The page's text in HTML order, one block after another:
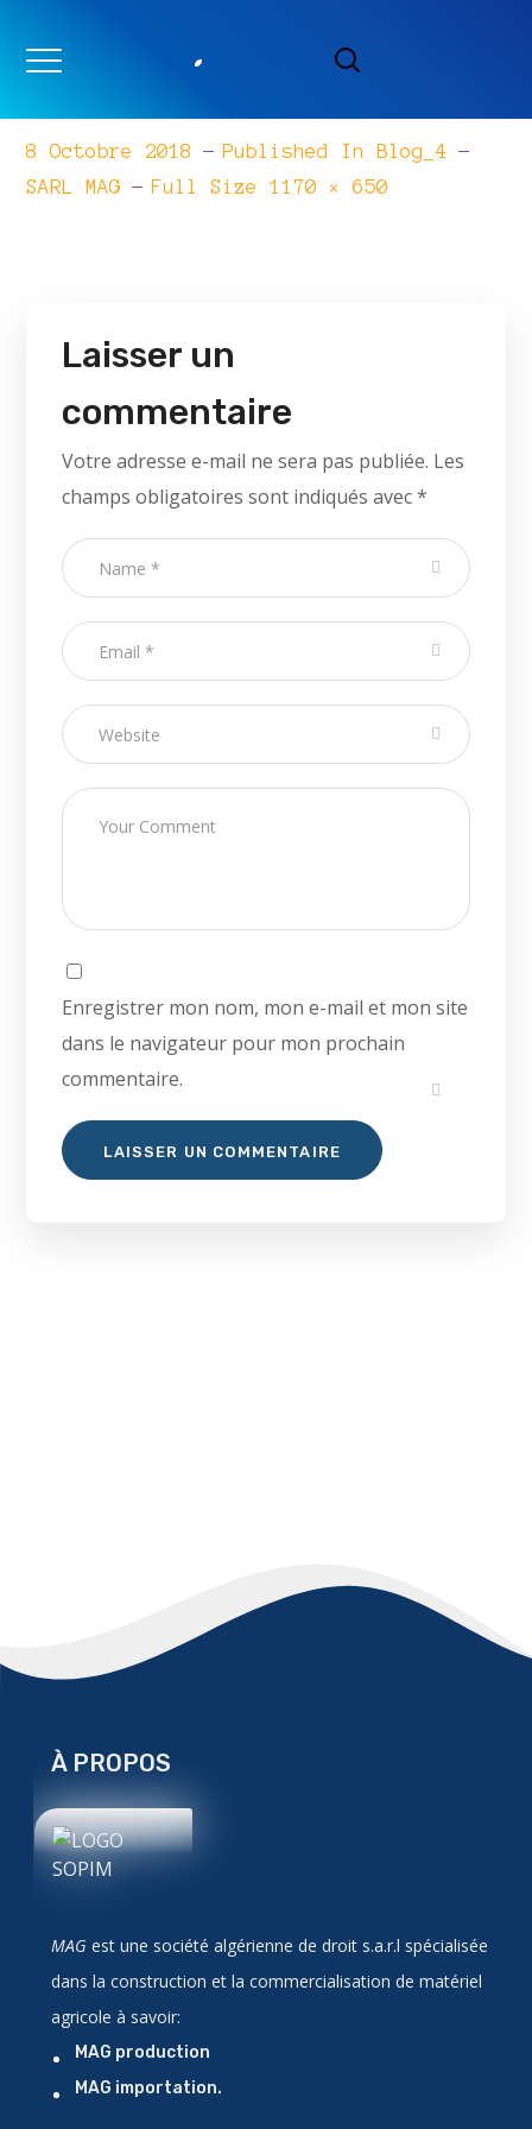
blog_4
8 Octobre 2018 Published InBlog_4
SARL MAG
Full
Full Size 1170 × 650
Laisser un
commentaire
Votre adresse e-mail ne sera pas publiée. Les
champs obligatoires sont indiqués avec*
Enregistrer mon nom, mon e-mail et mon site
dans le navigateur pour mon prochain
commentaire.
À PROPOS
MAG est une société algérienne de droit s.a.r.l spécialisée
dans la construction et la commercialisation de matériel
agricole à savoir:
MAG production
MAG importation.